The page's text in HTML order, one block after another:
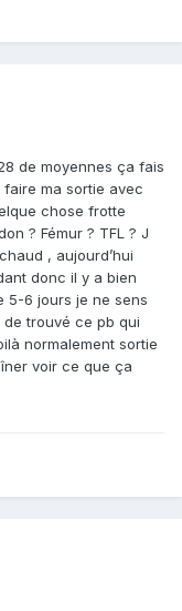
de moyennes ça fais
ma sortie avec
chose frotte
? Fémur ? TFL ? J
, aujourd’hui
donc il y a bien
5-6 jours je ne sens
trouvé ce pb qui
normalement sortie
voir ce que ça